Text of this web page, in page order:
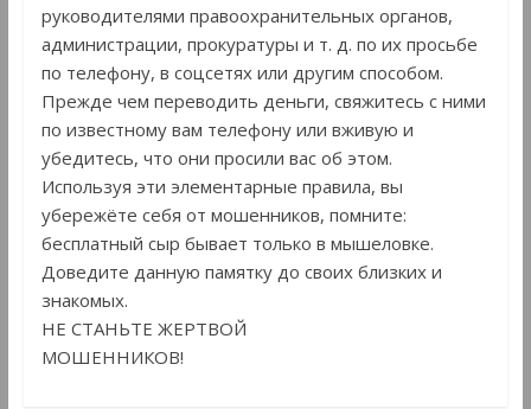
руководителями правоохранительных органов,
администрации, прокуратуры и т. д. по их просьбе
по телефону, в соцсетях или другим способом.
Прежде чем переводить деньги, свяжитесь с ними
по известному вам телефону или вживую и
убедитесь, что они просили вас об этом.
Используя эти элементарные правила, вы
убережёте себя от мошенников, помните:
бесплатный сыр бывает только в мышеловке.
Доведите данную памятку до своих близких и
знакомых.
НЕ СТАНЬТЕ ЖЕРТВОЙ
МОШЕННИКОВ!